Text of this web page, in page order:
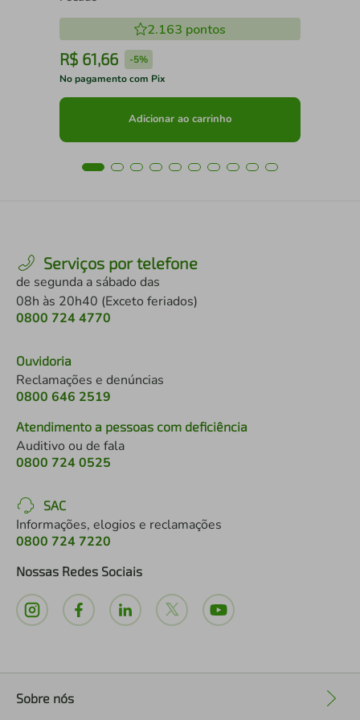
2.163 pontos
R$ 61,66 -5%
No pagamento com Pix
Adicionar ao carrinho
Serviços por telefone
de segunda a sábado das
08h às 20h40 (Exceto feriados)
0800 724 4770
Ouvidoria
Reclamações e denúncias
0800 646 2519
Atendimento a pessoas com deficiência
Auditivo ou de fala
0800 724 0525
SAC
Informações, elogios e reclamações
0800 724 7220
Nossas Redes Sociais
Sobre nós